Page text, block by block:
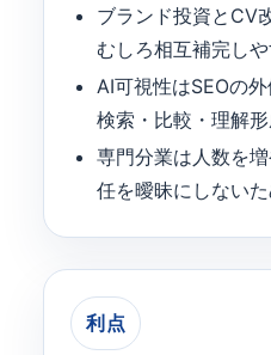
ブランド投資とCV
むしろ相互補完しや
AI可視性はSEOの
検索・比較・理解
専門分業は人数を
任を曖昧にしないた
利点